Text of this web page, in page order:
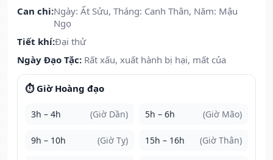
Can chi:Ngày: Ất Sửu, Tháng: Canh Thân, Năm: Mậu
Ngọ
Tiết khí:Đại thử
Ngày Đạo Tặc: Rất xấu, xuất hành bị hại, mất của
⏱️ Giờ Hoàng đạo
3h – 4h (Giờ Dần) 5h – 6h (Giờ Mão)
9h – 10h (Giờ Tỵ) 15h – 16h (Giờ Thân)